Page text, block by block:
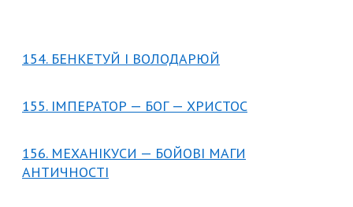
154. БЕНКЕТУЙ І ВОЛОДАРЮЙ
155. ІМПЕРАТОР — БОГ — ХРИСТОС
156. МЕХАНІКУСИ — БОЙОВІ МАГИ
АНТИЧНОСТІ